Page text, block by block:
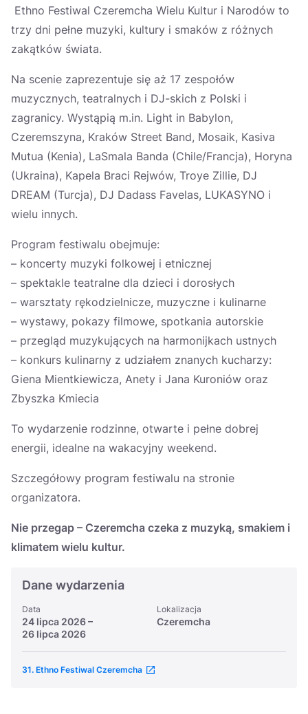
Ethno Festiwal Czeremcha Wielu Kultur i Narodów to
trzy dni pełne muzyki, kultury i smaków z różnych
zakątków świata.
Na scenie zaprezentuje się aż 17 zespołów
muzycznych, teatralnych i DJ-skich z Polski i
zagranicy. Wystąpią m.in. Light in Babylon,
Czeremszyna, Kraków Street Band, Mosaik, Kasiva
Mutua (Kenia), LaSmala Banda (Chile/Francja), Horyna
(Ukraina), Kapela Braci Rejwów, Troye Zillie, DJ
DREAM (Turcja), DJ Dadass Favelas, LUKASYNO i
wielu innych.
Program festiwalu obejmuje:
– koncerty muzyki folkowej i etnicznej
– spektakle teatralne dla dzieci i dorosłych
– warsztaty rękodzielnicze, muzyczne i kulinarne
– wystawy, pokazy filmowe, spotkania autorskie
– przegląd muzykujących na harmonijkach ustnych
– konkurs kulinarny z udziałem znanych kucharzy:
Giena Mientkiewicza, Anety i Jana Kuroniów oraz
Zbyszka Kmiecia
To wydarzenie rodzinne, otwarte i pełne dobrej
energii, idealne na wakacyjny weekend.
Szczegółowy program festiwalu na stronie
organizatora.
Nie przegap – Czeremcha czeka z muzyką, smakiem i
klimatem wielu kultur.
Dane wydarzenia
Data
24 lipca 2026–
26 lipca 2026
Lokalizacja
Czeremcha
31. Ethno Festiwal Czeremcha